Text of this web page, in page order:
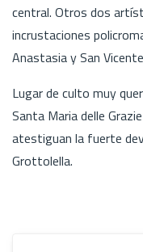
central. Otros dos
incrustaciones
Anastasia y San
Lugar de culto muy
Santa Maria delle
atestiguan la fuerte
Grottolella.